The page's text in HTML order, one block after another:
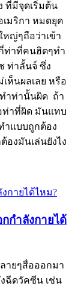
ที่มีจุดเริ่มต้น
เมริกา หมดยุค
หญ่ๆถือว่าเข้า
ท่าที่คนฮิตๆทำ
ท่าลั้นจ์ ซึ่ง
ห็นผลเลย หรือ
ทำท่านั้นผิด ถ้า
ท่าที่ผิด มันแทบ
ำแบบถูกต้อง
องมันเล่นยังไง
กำลังกายได้
ายๆสื่อออกมา
ฉีดวัคซีน เช่น